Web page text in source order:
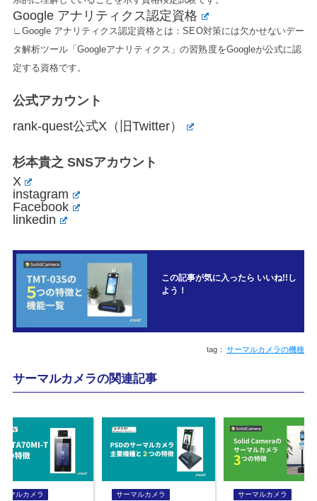
Google アナリティクス認定資格
∟Google アナリティクス認定資格とは：SEO対策には欠かせないデー
タ解析ツール「Googleアナリティクス」の習熟度をGoogleが公式に認
定する資格です。
公式アカウント
rank-quest公式X（旧Twitter）
杉本貴之 SNSアカウント
X
instagram
Facebook
linkedin
この記事が気に入ったら いいね!!し
よう！
サーマルカメラの機種
サーマルカメラの関連記事
ーマルカメラ サーマルカメラ サーマルカメラ